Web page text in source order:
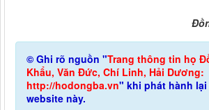
© Ghi rõ nguồn "Trang thông tin họ
Khẩu, Văn Đức, Chí Linh, Hải Dương:
http://hodongba.vn" khi phát hành
website này.